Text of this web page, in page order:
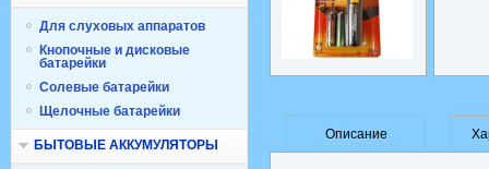
Для слуховых аппаратов
Кнопочные и дисковые
батарейки
Солевые батарейки
Щелочные батарейки
БЫТОВЫЕ АККУМУЛЯТОРЫ
Описание